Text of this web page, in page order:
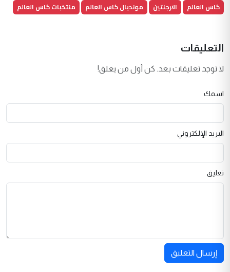
كاس العالم الارجنتين مونديال كاس العالم منتخبات كاس العالم
التعليقات
لا توجد تعليقات بعد. كن أول من يعلق!
اسمك
البريد الإلكتروني
تعليق
إرسال التعليق